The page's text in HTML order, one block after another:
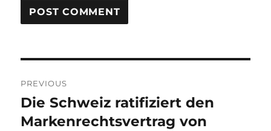
navigation
PREVIOUS
Previous
post:
Die Schweiz ratifiziert den
Markenrechtsvertrag von